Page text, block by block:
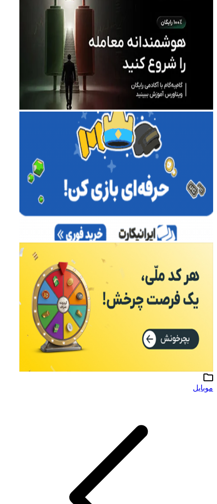
موبایل